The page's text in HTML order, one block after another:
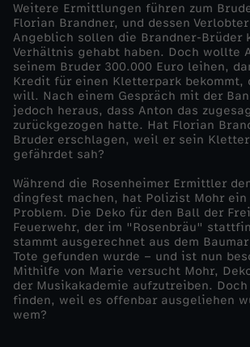
-
T
h
o
r
s
H
a
Weitere Ermittlungen führen zum
Florian Brandner, und dessen
Angeblich sollen die Brandner-Brüder
Verhältnis gehabt haben. Doch wollte
seinem Bruder 300.000 Euro leihen,
Kredit für einen Kletterpark bekommt,
will. Nach einem Gespräch mit der
jedoch heraus, dass Anton das
zurückgezogen hatte. Hat Florian
Bruder erschlagen, weil er sein
gefährdet sah?
Während die Rosenheimer Ermittler
dingfest machen, hat Polizist Mohr ein
Problem. Die Deko für den Ball der
Feuerwehr, der im "Rosenbräu"
stammt ausgerechnet aus dem
Tote gefunden wurde – und ist nun
Mithilfe von Marie versucht Mohr,
der Musikakademie aufzutreiben.
finden, weil es offenbar ausgeliehen
wem?